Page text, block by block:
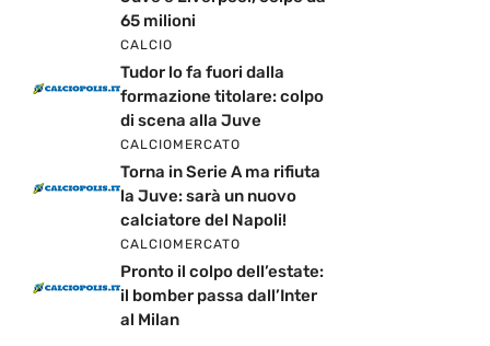
65 milioni
CALCIO
Tudor lo fa fuori dalla
formazione titolare: colpo
di scena alla Juve
CALCIOMERCATO
Torna in Serie A ma rifiuta
la Juve: sarà un nuovo
calciatore del Napoli!
CALCIOMERCATO
Pronto il colpo dell’estate:
il bomber passa dall’Inter
al Milan